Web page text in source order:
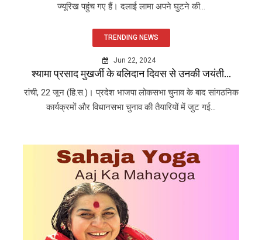
ज्यूरिख पहुंच गए हैं। दलाई लामा अपने घुटने की...
TRENDING NEWS
Jun 22, 2024
श्यामा प्रसाद मुखर्जी के बलिदान दिवस से उनकी जयंती...
रांची, 22 जून (हि.स.)। प्रदेश भाजपा लोकसभा चुनाव के बाद सांगठनिक
कार्यक्रमों और विधानसभा चुनाव की तैयारियों में जुट गई...